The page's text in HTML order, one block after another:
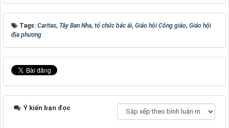
Tags: Caritas, Tây Ban Nha, tổ chức bác ái, Giáo hội Công giáo, Giáo hội
địa phương
Ý kiến bạn đọc